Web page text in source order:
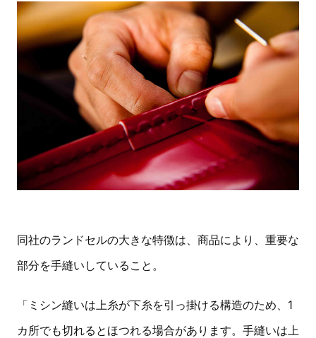
同社のランドセルの大きな特徴は、商品により、重要な
部分を手縫いしていること。
「ミシン縫いは上糸が下糸を引っ掛ける構造のため、1
カ所でも切れるとほつれる場合があります。手縫いは上